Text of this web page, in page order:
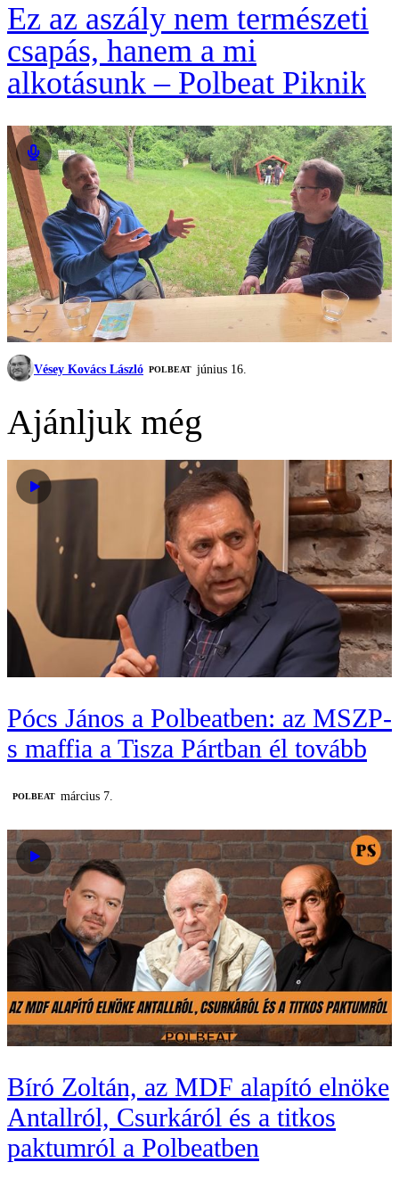
Ez az aszály nem természeti
csapás, hanem a mi
alkotásunk – Polbeat Piknik
Vésey Kovács László ‎POLBEAT június 16.
Ajánljuk még
Pócs János a Polbeatben: az MSZP-
s maffia a Tisza Pártban él tovább
‎POLBEAT március 7.
Bíró Zoltán, az MDF alapító elnöke
Antallról, Csurkáról és a titkos
paktumról a Polbeatben